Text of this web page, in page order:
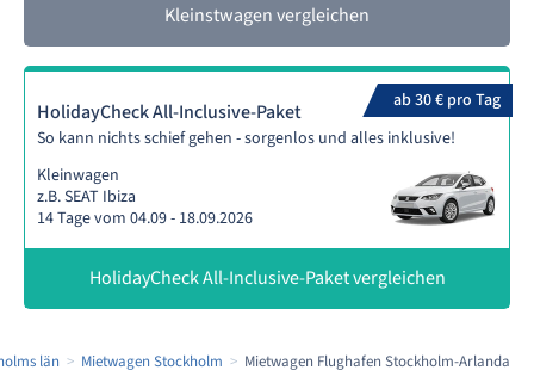
Kleinstwagen vergleichen
ab 30 € pro Tag
HolidayCheck All-Inclusive-Paket
So kann nichts schief gehen - sorgenlos und alles inklusive!
Kleinwagen
z.B. SEAT Ibiza
14 Tage vom 04.09 - 18.09.2026
HolidayCheck All-Inclusive-Paket vergleichen
län Mietwagen Stockholm Mietwagen Flughafen Stockholm-Arlanda